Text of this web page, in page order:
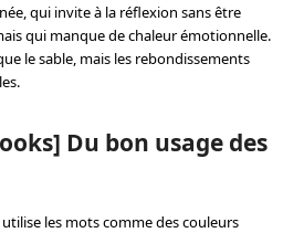
qui invite à la réflexion sans être
qui manque de chaleur émotionnelle.
le sable, mais les rebondissements
Du bon usage des
les mots comme des couleurs